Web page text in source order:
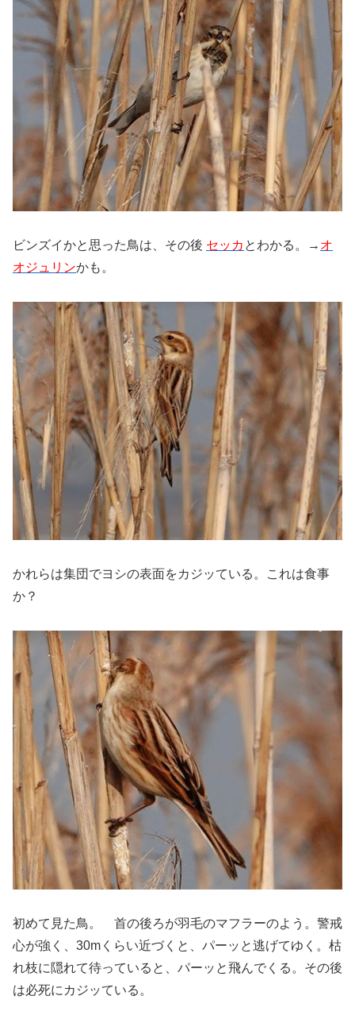
ビンズイかと思った鳥は、その後 セッカ とわかる。→ オ
オジュリンかも。
かれらは集団でヨシの表面をカジッている。これは食事
か？
初めて見た鳥。 首の後ろが羽毛のマフラーのよう。警戒
心が強く、30mくらい近づくと、パーッと逃げてゆく。枯
れ枝に隠れて待っていると、パーッと飛んでくる。その後
は必死にカジッている。